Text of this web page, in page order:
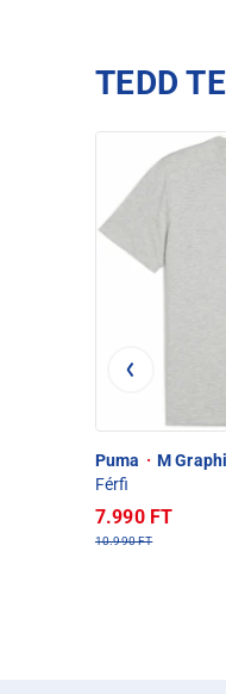
TEDD
Puma · M
Férfi
7.990 FT
10.990 FT